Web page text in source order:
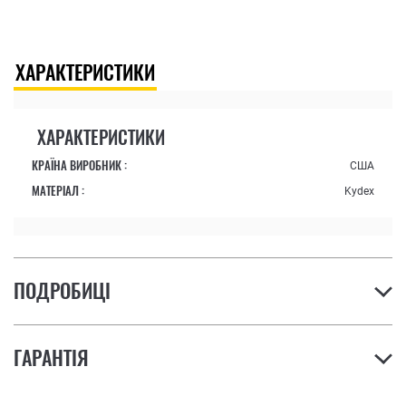
ХАРАКТЕРИСТИКИ
ХАРАКТЕРИСТИКИ
КРАЇНА ВИРОБНИК : США
МАТЕРІАЛ : Kydex
ПОДРОБИЦІ
ГАРАНТІЯ